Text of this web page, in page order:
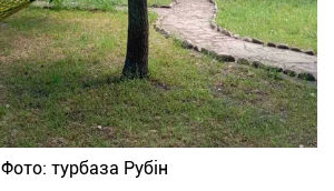
Фото: турбаза Рубін